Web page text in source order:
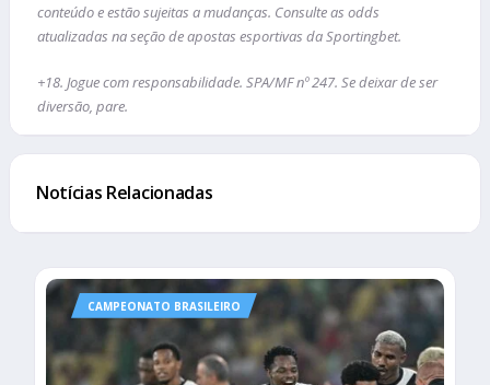
conteúdo e estão sujeitas a mudanças. Consulte as odds
atualizadas na seção de apostas esportivas da Sportingbet.
+18. Jogue com responsabilidade. SPA/MF nº 247. Se deixar de ser
diversão, pare.
Notícias Relacionadas
CAMPEONATO BRASILEIRO